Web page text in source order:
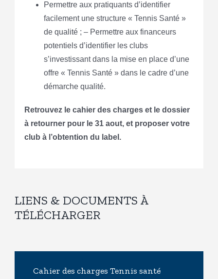
Permettre aux pratiquants d’identifier
facilement une structure « Tennis Santé »
de qualité ; – Permettre aux financeurs
potentiels d’identifier les clubs
s’investissant dans la mise en place d’une
offre « Tennis Santé » dans le cadre d’une
démarche qualité.
Retrouvez le cahier des charges et le dossier
à retourner pour le 31 aout, et proposer votre
club à l’obtention du label.
LIENS & DOCUMENTS À
TÉLÉCHARGER
Cahier des charges Tennis santé